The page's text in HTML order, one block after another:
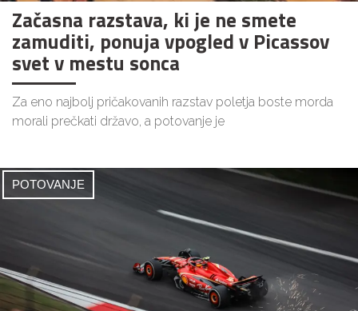
Začasna razstava, ki je ne smete
zamuditi, ponuja vpogled v Picassov
svet v mestu sonca
Za eno najbolj pričakovanih razstav poletja boste morda
morali prečkati državo, a potovanje je
POTOVANJE